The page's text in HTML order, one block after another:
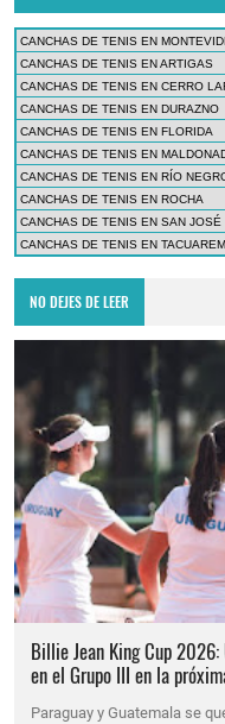
CANCHAS DE TENIS EN
CANCHAS DE TENIS EN ARTIGAS
CANCHAS DE TENIS EN CERRO
CANCHAS DE TENIS EN DURAZNO
CANCHAS DE TENIS EN FLORIDA
CANCHAS DE TENIS EN
CANCHAS DE TENIS EN RÍO
CANCHAS DE TENIS EN ROCHA
CANCHAS DE TENIS EN SAN JOSÉ
CANCHAS DE TENIS EN
NO DEJES DE LEER
Billie Jean King Cup
en el Grupo III en la
Paraguay y Guatemala se